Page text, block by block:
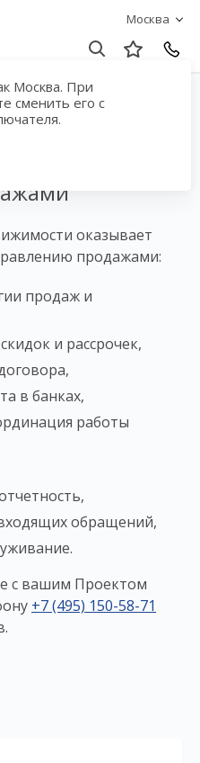
Москва
Москва. При
сменить его с
оказывает
продажами:
продаж и
и рассрочек,
в банках,
работы
обращений,
с вашим Проектом
+7 (495) 150-58-71